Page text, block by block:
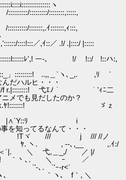
ヽ
::::::::,:::::,
ｲ:::::::,ｨ:::,
::／ .!/ .|::::/ |:::::
ー-､ !/ !::/ !::ハ:,
..,,＿`ヽ､_,. ,ﾘ ´
だハルヒ・・・
弋ｴﾉ｀ ｀'ｨﾆ二
も見だしたのか？
ゞｚ
ﾘ i
ってるなんて・・・
j /// //ノ
‐-､,__ ,.ｲ:/
,＿_,/ ／ |/
＼ ｰ ／
ｰ-r<´
ヽ､ f｀, ＼